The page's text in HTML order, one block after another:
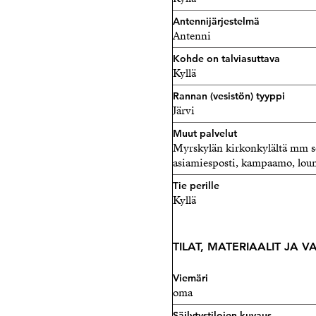
Antennijärjestelmä
Antenni
Kohde on talviasuttava
Kyllä
Rannan (vesistön) tyyppi
Järvi
Muut palvelut
Myrskylän kirkonkylältä mm
asiamiesposti, kampaamo,
Tie perille
Kyllä
TILAT, MATERIAALIT JA
Viemäri
oma